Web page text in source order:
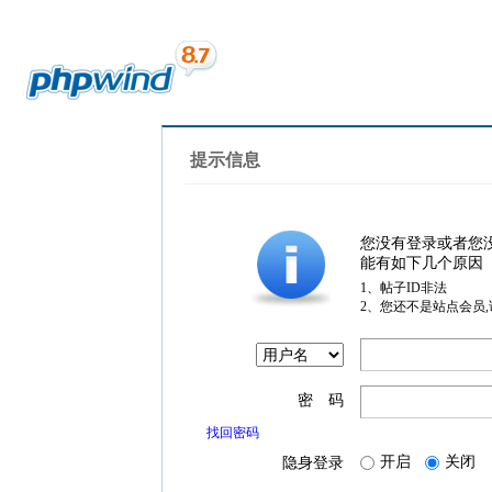
提示信息
您没有登录或者您
能有如下几个原因
1、帖子ID非法
2、您还不是站点会员
密 码
找回密码
隐身登录 开启 关闭